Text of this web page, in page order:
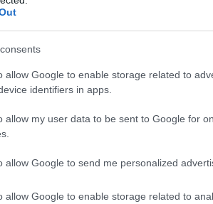
allow Google to enable storage related to
identifiers in apps.
allow my user data to be sent to Google for
allow Google to send me personalized
allow Google to enable storage related to
övezetek, ahol falatnyi
belvárosban a Mosoni-Duna
lakással. Ezeknek sem a
nincsenek átgondolva.” Később
nem hallani róla egy ideje.
eredménye pedig az, hogy a
Vámosszabadin,
valószínűleg nőni fog az
kapcsán kialakuló